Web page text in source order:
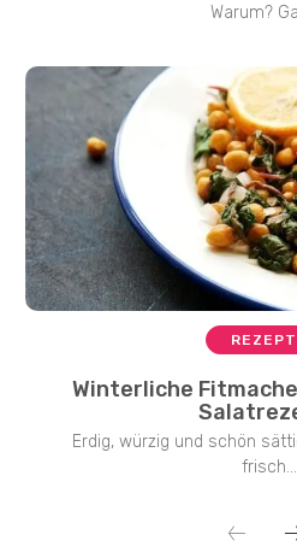
Warum?
Winterliche
Erdig, würzig und schön
frisch...